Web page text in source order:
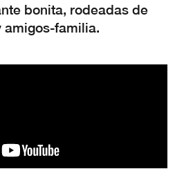
bonita, rodeadas de
amigos-familia.